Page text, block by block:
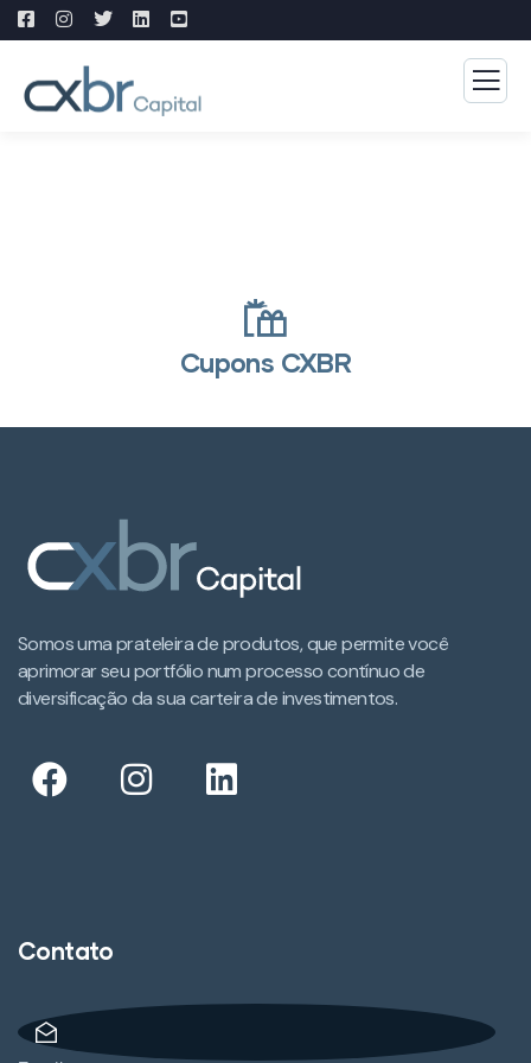
Cupons CXBR
Somos uma prateleira de produtos, que permite você
aprimorar seu portfólio num processo contínuo de
diversificação da sua carteira de investimentos.​
Contato